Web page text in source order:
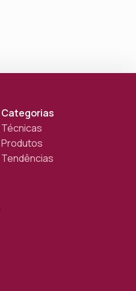
Categorias
Técnicas
Produtos
Tendências